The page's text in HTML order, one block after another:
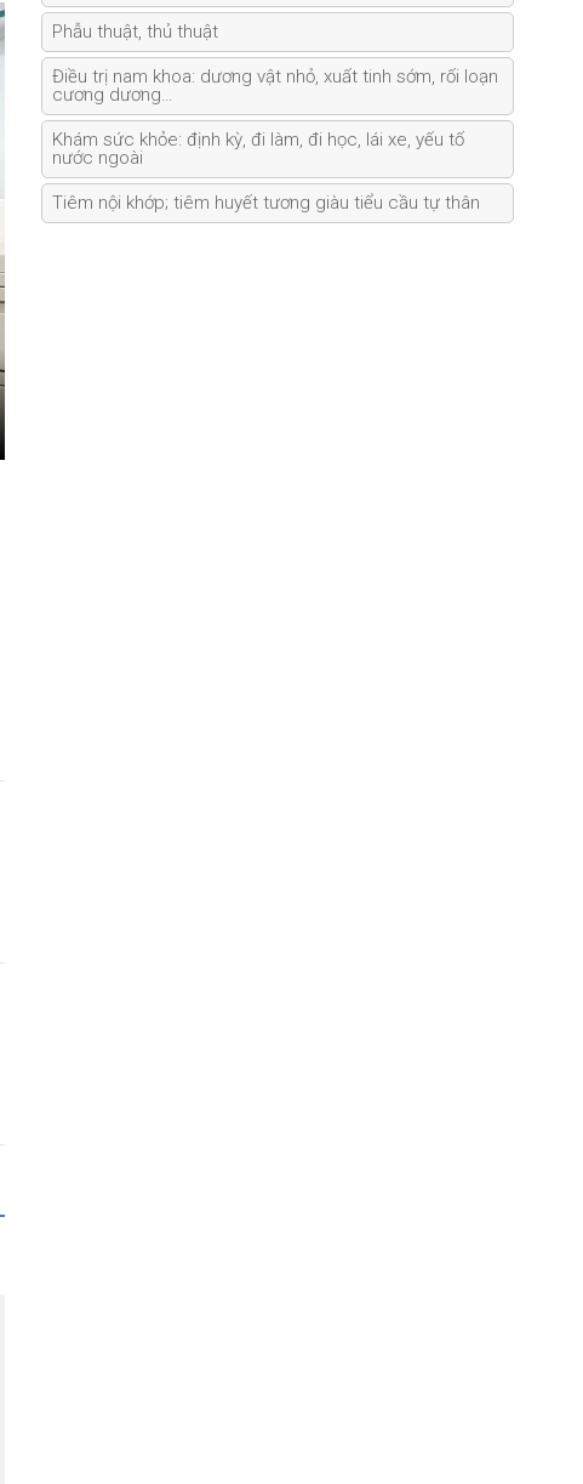
Phẫu thuật, thủ thuật
Điều trị nam khoa: dương vật nhỏ, xuất tinh sớm, rối loạn
cương dương…
Khám sức khỏe: định kỳ, đi làm, đi học, lái xe, yếu tố
nước ngoài
Tiêm nội khớp; tiêm huyết tương giàu tiểu cầu tự thân